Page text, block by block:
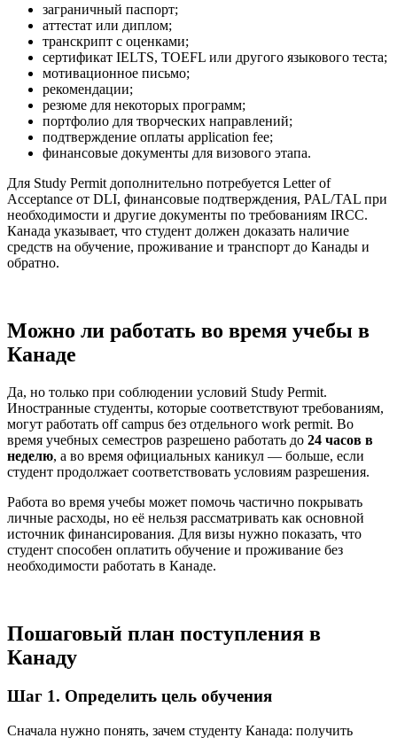
заграничный паспорт;
аттестат или диплом;
транскрипт с оценками;
сертификат IELTS, TOEFL или другого языкового теста;
мотивационное письмо;
рекомендации;
резюме для некоторых программ;
портфолио для творческих направлений;
подтверждение оплаты application fee;
финансовые документы для визового этапа.
Для Study Permit дополнительно потребуется Letter of
Acceptance от DLI, финансовые подтверждения, PAL/TAL при
необходимости и другие документы по требованиям IRCC.
Канада указывает, что студент должен доказать наличие
средств на обучение, проживание и транспорт до Канады и
обратно.
Можно ли работать во время учебы в
Канаде
Да, но только при соблюдении условий Study Permit.
Иностранные студенты, которые соответствуют требованиям,
могут работать off campus без отдельного work permit. Во
время учебных семестров разрешено работать до 24 часов в
неделю, а во время официальных каникул — больше, если
студент продолжает соответствовать условиям разрешения.
Работа во время учебы может помочь частично покрывать
личные расходы, но её нельзя рассматривать как основной
источник финансирования. Для визы нужно показать, что
студент способен оплатить обучение и проживание без
необходимости работать в Канаде.
Пошаговый план поступления в
Канаду
Шаг 1. Определить цель обучения
Сначала нужно понять, зачем студенту Канада: получить